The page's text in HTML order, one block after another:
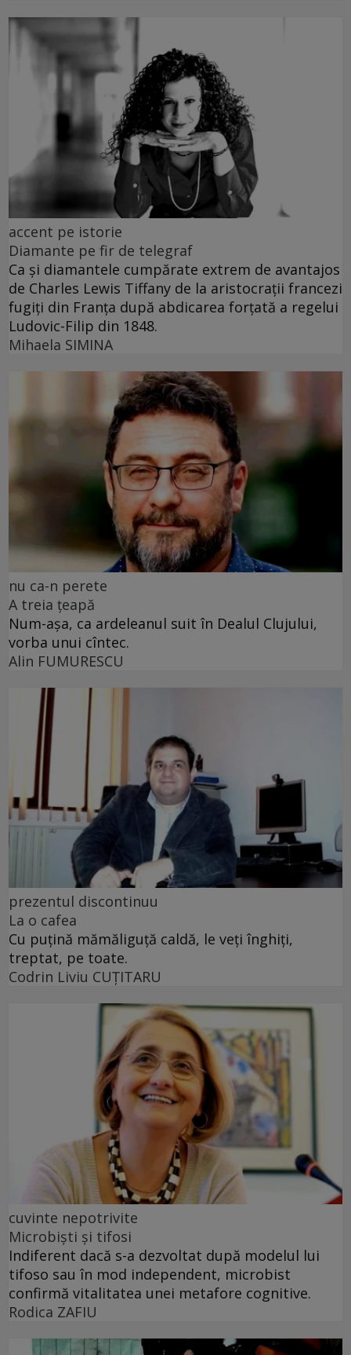
accent pe istorie
Diamante pe fir de telegraf
Ca și diamantele cumpărate extrem de avantajos
de Charles Lewis Tiffany de la aristocrații francezi
fugiți din Franța după abdicarea forțată a regelui
Ludovic-Filip din 1848.
Mihaela SIMINA
nu ca-n perete
A treia țeapă
Num-așa, ca ardeleanul suit în Dealul Clujului,
vorba unui cîntec.
Alin FUMURESCU
prezentul discontinuu
La o cafea
Cu puţină mămăliguţă caldă, le veţi înghiţi,
treptat, pe toate.
Codrin Liviu CUŢITARU
cuvinte nepotrivite
Microbiști și tifosi
Indiferent dacă s-a dezvoltat după modelul lui
tifoso sau în mod independent, microbist
confirmă vitalitatea unei metafore cognitive.
Rodica ZAFIU